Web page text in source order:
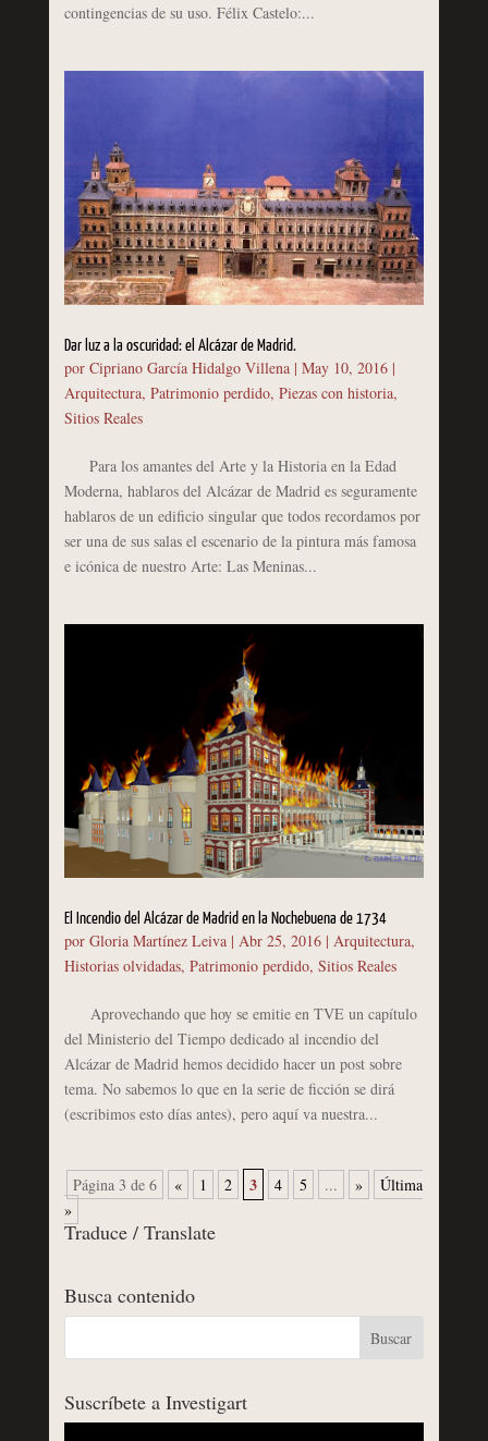
contingencias de su uso. Félix Castelo:...
Dar luz a la oscuridad: el Alcázar de Madrid.
por Cipriano García Hidalgo Villena| May 10, 2016|
Arquitectura, Patrimonio perdido, Piezas con historia,
Sitios Reales
Para los amantes del Arte y la Historia en la Edad
Moderna, hablaros del Alcázar de Madrid es seguramente
hablaros de un edificio singular que todos recordamos por
ser una de sus salas el escenario de la pintura más famosa
e icónica de nuestro Arte: Las Meninas...
El Incendio del Alcázar de Madrid en la Nochebuena de 1734
por Gloria Martínez Leiva| Abr 25, 2016| Arquitectura,
Historias olvidadas, Patrimonio perdido, Sitios Reales
Aprovechando que hoy se emitie en TVE un capítulo
del Ministerio del Tiempo dedicado al incendio del
Alcázar de Madrid hemos decidido hacer un post sobre
tema. No sabemos lo que en la serie de ficción se dirá
(escribimos esto días antes), pero aquí va nuestra...
Página 3 de 6 « 1 2 3 4 5 ... »
Última
»
Traduce / Translate
Busca contenido
Suscríbete a Investigart